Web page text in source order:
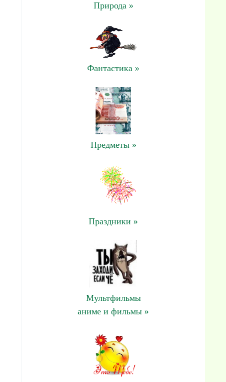
Природа »
Фантастика »
Предметы »
Праздники »
Мультфильмы
аниме и фильмы »